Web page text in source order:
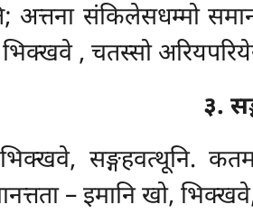
अत्तना संकिलेसधम्मो
भिक्खवे , चतस्सो
३.
भिक्खवे, सङ्गहवत्थूनि.
– इमानि खो, भिक्खवे,